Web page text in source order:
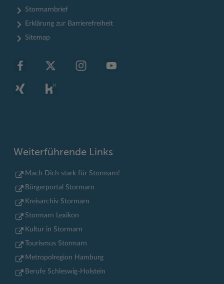
Stormarnbrief
Erklärung zur Barrierefreiheit
Sitemap
Weiterführende Links
Mach Dich stark für Stormarn!
Bürgerportal Stormarn
Kreisarchiv Stormarn
Stormarn Lexikon
Kultur in Stormarn
Tourismus Stormarn
Metropolregion Hamburg
Berufe Schleswig-Holstein